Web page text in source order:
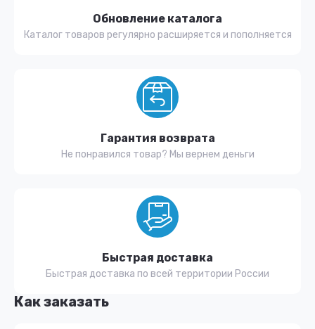
Обновление каталога
Каталог товаров регулярно расширяется и пополняется
Гарантия возврата
Не понравился товар? Мы вернем деньги
Быстрая доставка
Быстрая доставка по всей территории России
Как заказать